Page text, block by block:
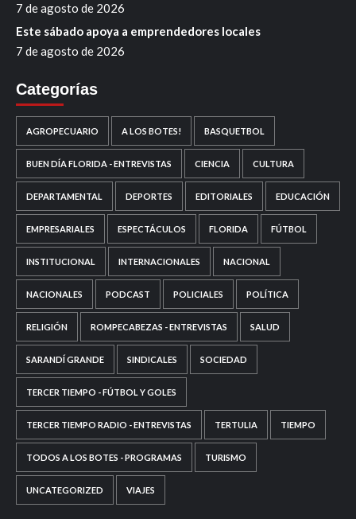
7 de agosto de 2026
Este sábado apoya a emprendedores locales
7 de agosto de 2026
Categorías
AGROPECUARIO A LOS BOTES! BASQUETBOL
BUEN DÍA FLORIDA - ENTREVISTAS CIENCIA CULTURA
DEPARTAMENTAL DEPORTES EDITORIALES EDUCACIÓN
EMPRESARIALES ESPECTÁCULOS FLORIDA FÚTBOL
INSTITUCIONAL INTERNACIONALES NACIONAL
NACIONALES PODCAST POLICIALES POLÍTICA
RELIGIÓN ROMPECABEZAS - ENTREVISTAS SALUD
SARANDÍ GRANDE SINDICALES SOCIEDAD
TERCER TIEMPO - FÚTBOL Y GOLES
TERCER TIEMPO RADIO - ENTREVISTAS TERTULIA TIEMPO
TODOS A LOS BOTES - PROGRAMAS TURISMO
UNCATEGORIZED VIAJES